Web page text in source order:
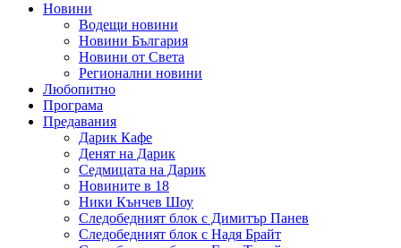
Новини
Водещи новини
Новини България
Новини от Света
Регионални новини
Любопитно
Програма
Предавания
Дарик Кафе
Денят на Дарик
Седмицата на Дарик
Новините в 18
Ники Кънчев Шоу
Следобедният блок с Димитър Панев
Следобедният блок с Надя Брайт